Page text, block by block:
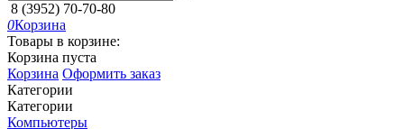
8 (3952) 70-70-80
0Корзина
Товары в корзине:
Корзина пуста
Корзина Оформить заказ
Категории
Категории
Компьютеры